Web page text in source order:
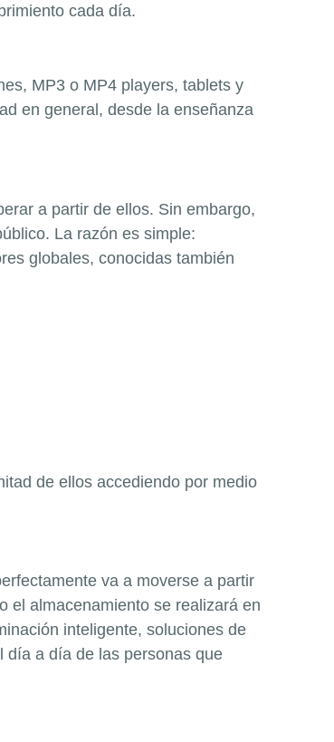
cada día.
, MP3 o MP4 players, tablets y
en general, desde la enseñanza
a partir de ellos. Sin embargo,
La razón es simple:
globales, conocidas también
de ellos accediendo por medio
va a moverse a partir
el almacenamiento se realizará en
inteligente, soluciones de
día a día de las personas que